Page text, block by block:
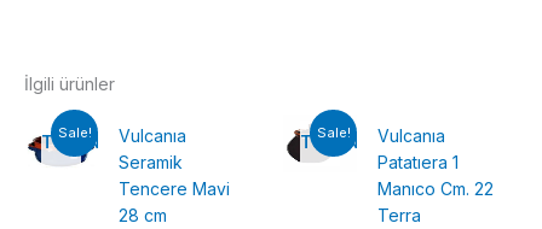
İlgili ürünler
Sale!
TÜKENMIŞVulcanıa
Seramik
Tencere Mavi
28 cm
Sale!
TÜKENMIŞVulcanıa
Patatıera 1
Manıco Cm. 22
Terra